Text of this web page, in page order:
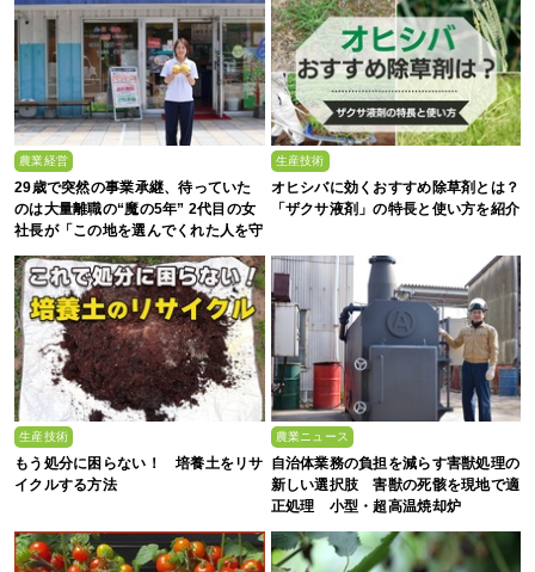
農業経営
29歳で突然の事業承継、待っていた
のは大量離職の“魔の5年” 2代目の女
社長が「この地を選んでくれた人を守
生産技術
オヒシバに効くおすすめ除草剤とは？
「ザクサ液剤」の特長と使い方を紹介
生産技術
もう処分に困らない！ 培養土をリサ
イクルする方法
農業ニュース
自治体業務の負担を減らす害獣処理の
新しい選択肢 害獣の死骸を現地で適
正処理 小型・超高温焼却炉
『ACE0.5型』